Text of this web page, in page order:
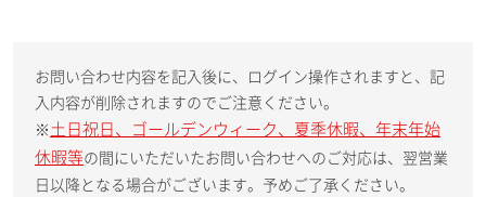
お問い合わせ内容を記入後に、ログイン操作されますと、記
入内容が削除されますのでご注意ください。
※ 土日祝日、ゴールデンウィーク、夏季休暇、年末年始
休暇等の間にいただいたお問い合わせへのご対応は、翌営業
日以降となる場合がございます。予めご了承ください。